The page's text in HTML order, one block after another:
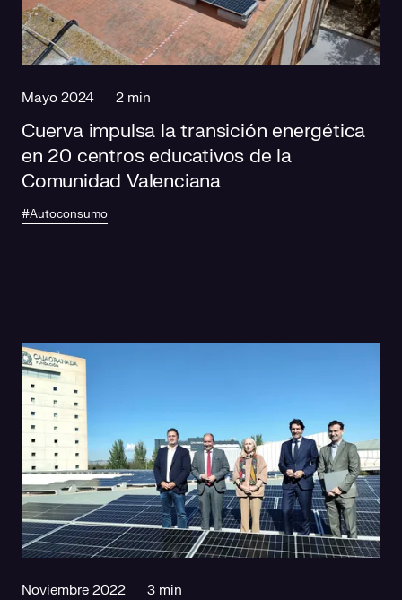
Mayo 2024 2 min
Cuerva impulsa la transición energética
en 20 centros educativos de la
Comunidad Valenciana
#Autoconsumo
Noviembre 2022 3 min